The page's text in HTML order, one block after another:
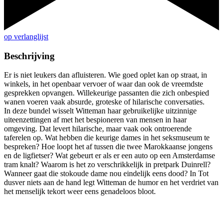
op verlanglijst
Beschrijving
Er is niet leukers dan afluisteren. Wie goed oplet kan op straat, in
winkels, in het openbaar vervoer of waar dan ook de vreemdste
gesprekken opvangen. Willekeurige passanten die zich onbespied
wanen voeren vaak absurde, groteske of hilarische conversaties.
In deze bundel wisselt Witteman haar gebruikelijke uitzinnige
uiteenzettingen af met het bespioneren van mensen in haar
omgeving. Dat levert hilarische, maar vaak ook ontroerende
taferelen op. Wat hebben die keurige dames in het seksmuseum te
bespreken? Hoe loopt het af tussen die twee Marokkaanse jongens
en de ligfietser? Wat gebeurt er als er een auto op een Amsterdamse
tram knalt? Waarom is het zo verschrikkelijk in pretpark Duinrell?
Wanneer gaat die stokoude dame nou eindelijk eens dood? In Tot
dusver niets aan de hand legt Witteman de humor en het verdriet van
het menselijk tekort weer eens genadeloos bloot.